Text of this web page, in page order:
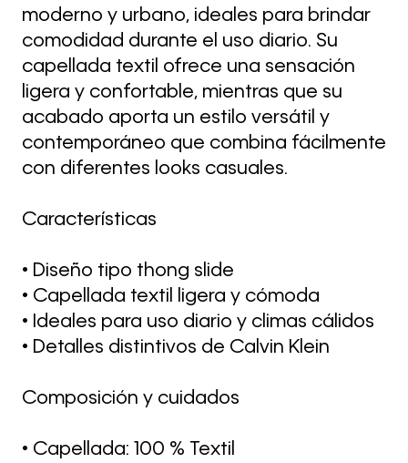
moderno y urbano, ideales para brindar
comodidad durante el uso diario. Su
capellada textil ofrece una sensación
ligera y confortable, mientras que su
acabado aporta un estilo versátil y
contemporáneo que combina fácilmente
con diferentes looks casuales.
Características
• Diseño tipo thong slide
• Capellada textil ligera y cómoda
• Ideales para uso diario y climas cálidos
• Detalles distintivos de Calvin Klein
Composición y cuidados
• Capellada: 100 % Textil